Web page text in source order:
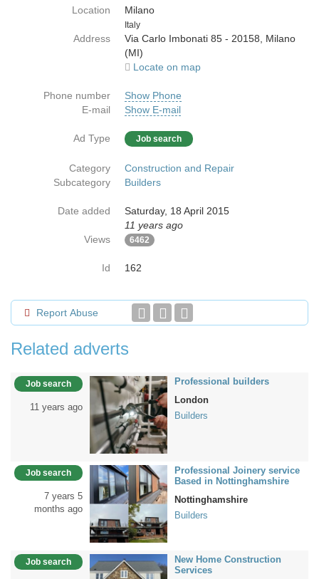
Location
Milano
Country
Italy
Address
Via Carlo Imbonati 85 - 20158, Milano
(MI)
Locate on map
Phone number
Show Phone
E-mail
Show E-mail
Ad Type Job search
Category
Construction and Repair
Subcategory
Builders
Date added
Saturday, 18 April 2015
11 years ago
Views
6462
Id 162
Report Abuse
Related adverts
Job search
11 years ago
Professional builders
London
Builders
Job search
7 years 5
months ago
Professional Joinery service
Based in Nottinghamshire
Nottinghamshire
Builders
Job search
New Home Construction
Services